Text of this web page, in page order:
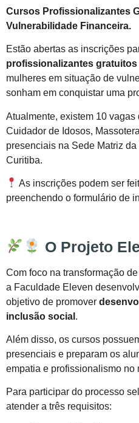
Cursos Profissionalizantes
Vulnerabilidade Financeira.
Estão abertas as inscrições
profissionalizantes gratuitos
mulheres em situação de
sonham em conquistar uma
Atualmente, existem 10
Cuidador de Idosos,
presenciais na Sede Matriz
Curitiba.
As inscrições podem ser
preenchendo o formulário de
O Projeto
Com foco na transformação
a Faculdade Eleven
objetivo de promover
inclusão social .
Além disso, os cursos
presenciais e preparam os
empatia e profissionalismo no
Para participar do processo
atender a três requisitos: